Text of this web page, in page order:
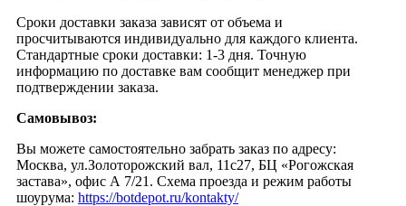
Сроки доставки заказа зависят от объема и
просчитываются индивидуально для каждого клиента.
Стандартные сроки доставки: 1-3 дня. Точную
информацию по доставке вам сообщит менеджер при
подтверждении заказа.
Самовывоз:
Вы можете самостоятельно забрать заказ по адресу:
Москва, ул.Золоторожский вал, 11с27, БЦ «Рогожская
застава», офис А 7/21. Схема проезда и режим работы
шоурума: https://botdepot.ru/kontakty/